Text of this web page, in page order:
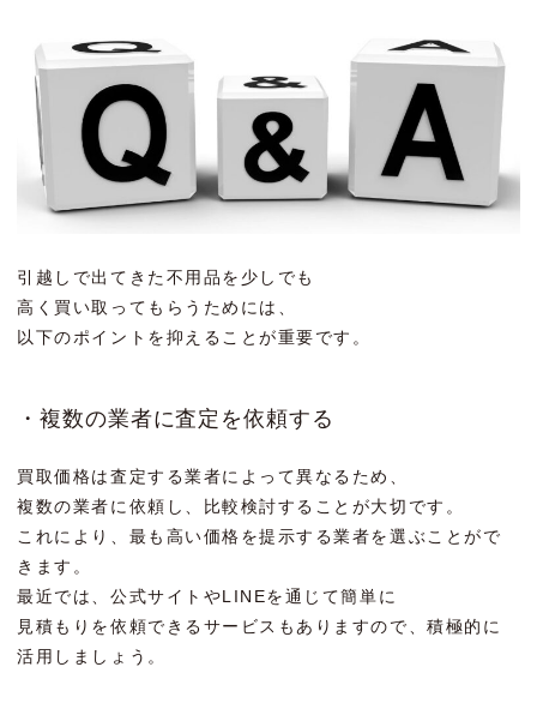
引越しで出てきた不用品を少しでも
高く買い取ってもらうためには、
以下のポイントを抑えることが重要です。
・複数の業者に査定を依頼する
買取価格は査定する業者によって異なるため、
複数の業者に依頼し、比較検討することが大切です。
これにより、最も高い価格を提示する業者を選ぶことがで
きます。
最近では、公式サイトやLINEを通じて簡単に
見積もりを依頼できるサービスもありますので、積極的に
活用しましょう。